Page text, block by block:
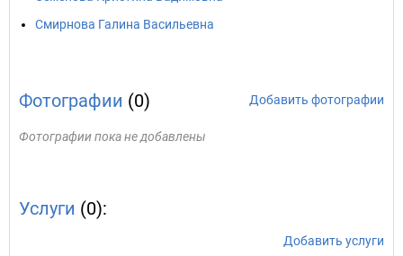
Смирнова Галина Васильевна
Фотографии (0) Добавить фотографии
Фотографии пока не добавлены
Услуги (0):
Добавить услуги